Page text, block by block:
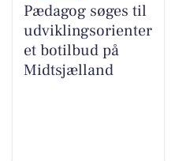
Pædagog søges til
udviklingsorienter
et botilbud på
Midtsjælland